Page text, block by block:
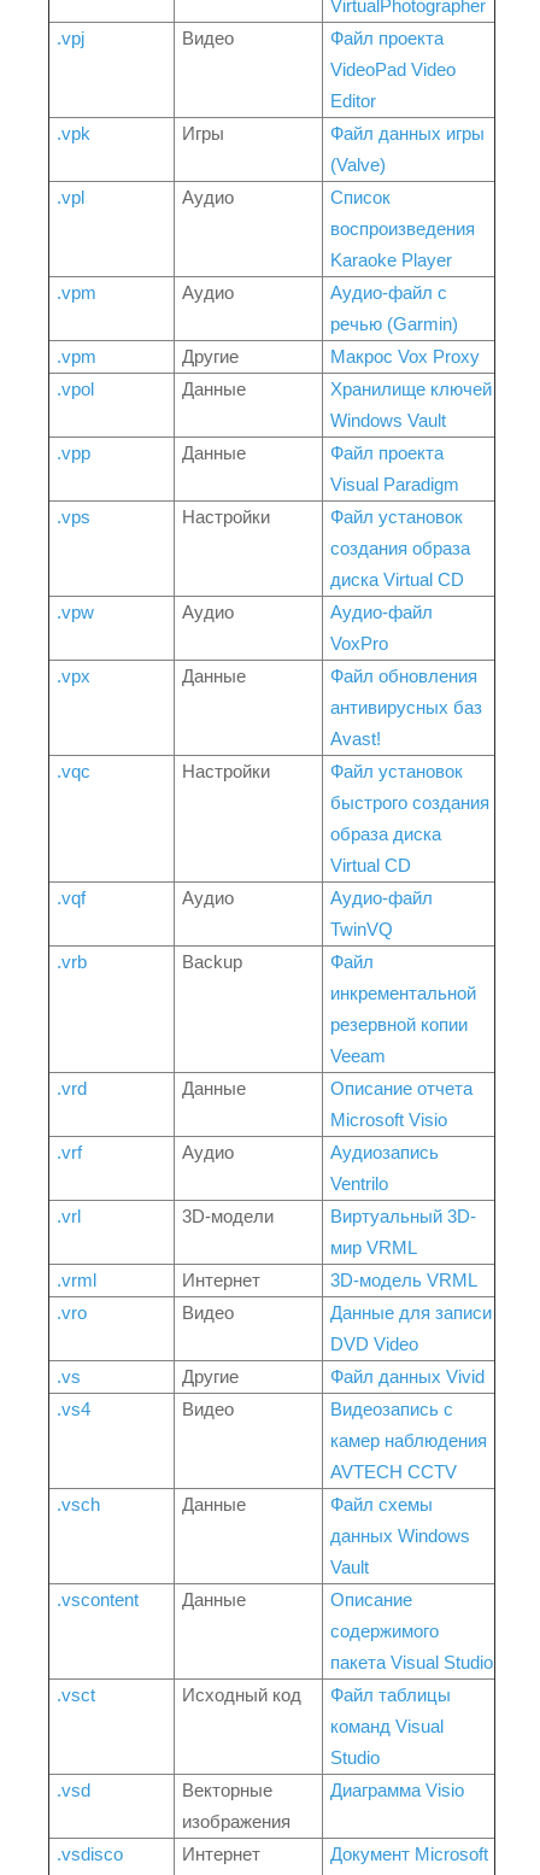
VirtualPhotographer
.vpj
Видео
Файл проекта
VideoPad Video
Editor
.vpk
Игры
Файл данных игры
(Valve)
.vpl
Аудио
Список
воспроизведения
Karaoke Player
.vpm
Аудио
Аудио-файл с
речью (Garmin)
.vpm
Другие
Макрос Vox Proxy
.vpol
Данные
Хранилище ключей
Windows Vault
.vpp
Данные
Файл проекта
Visual Paradigm
.vps
Настройки
Файл установок
создания образа
диска Virtual CD
.vpw
Аудио
Аудио-файл
VoxPro
.vpx
Данные
Файл обновления
антивирусных баз
Avast!
.vqc
Настройки
Файл установок
быстрого создания
образа диска
Virtual CD
.vqf
Аудио
Аудио-файл
TwinVQ
.vrb
Backup
Файл
инкрементальной
резервной копии
Veeam
.vrd
Данные
Описание отчета
Microsoft Visio
.vrf
Аудио
Аудиозапись
Ventrilo
.vrl
3D-модели
Виртуальный 3D-
мир VRML
.vrml
Интернет
3D-модель VRML
.vro
Видео
Данные для записи
DVD Video
.vs
Другие
Файл данных Vivid
.vs4
Видео
Видеозапись с
камер наблюдения
AVTECH CCTV
.vsch
Данные
Файл схемы
данных Windows
Vault
.vscontent
Данные
Описание
содержимого
пакета Visual Studio
.vsct
Исходный код
Файл таблицы
команд Visual
Studio
.vsd
Векторные
изображения
Диаграмма Visio
.vsdisco Интернет Документ Microsoft